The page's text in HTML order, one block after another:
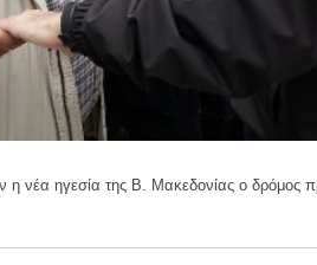
νέα ηγεσία της Β. Μακεδονίας ο δρόμος